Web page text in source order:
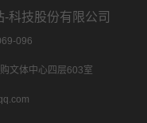
科技股份有限公司
096
文体中心四层603室